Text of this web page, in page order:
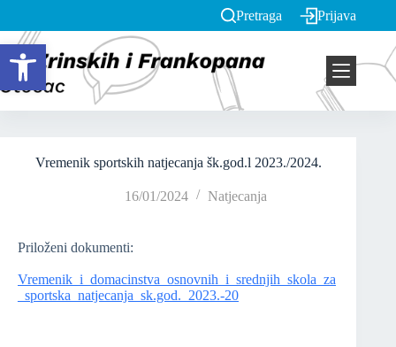
Open toolbar
Pretraga Prijava
Vremenik sportskih natjecanja šk.god.l 2023./2024.
16/01/2024 Natjecanja
Priloženi dokumenti:
Vremenik_i_domacinstva_osnovnih_i_srednjih_skola_za
_sportska_natjecanja_sk.god._2023.-20